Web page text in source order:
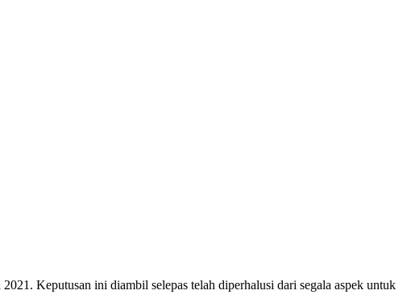
Keputusan ini diambil selepas telah diperhalusi dari segala aspek untuk